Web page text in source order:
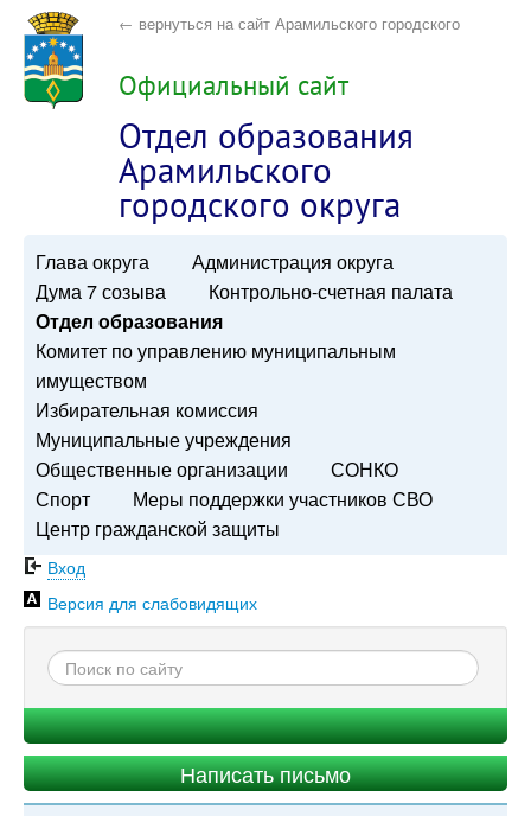
← вернуться на сайт Арамильского городского
округа
Официальный сайт
Отдел образования
Арамильского
городского округа
Глава округа
Администрация округа
Дума 7 созыва
Контрольно-счетная палата
Отдел образования
Комитет по управлению муниципальным
имуществом
Избирательная комиссия
Муниципальные учреждения
Общественные организации
СОНКО
Спорт
Меры поддержки участников СВО
Центр гражданской защиты
Вход
Версия для слабовидящих
Написать письмо